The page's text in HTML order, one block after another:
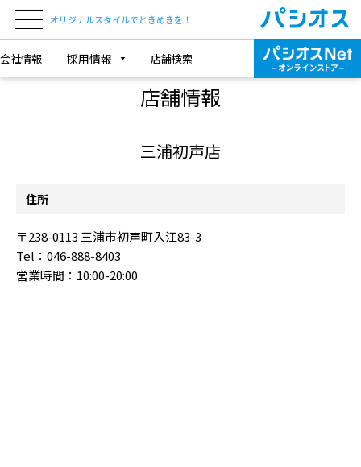
オリジナルスタイルでときめきを！
会社情報 採用情報 店舗検索
SHOP INFORMATION
店舗情報
三浦初声店
住所
〒238-0113 三浦市初声町入江83-3
Tel：046-888-8403
営業時間：10:00-20:00